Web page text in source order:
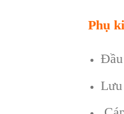
Phụ
Đầu
Lưu